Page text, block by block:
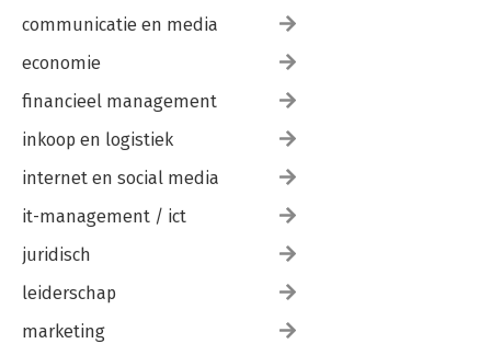
communicatie en media
economie
financieel management
inkoop en logistiek
internet en social media
it-management / ict
juridisch
leiderschap
marketing